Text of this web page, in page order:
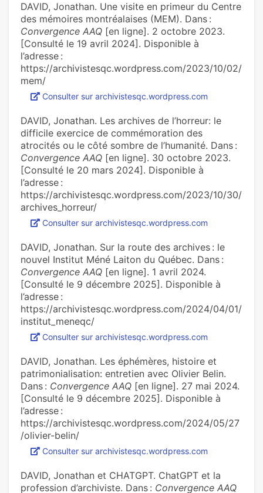
DAVID, Jonathan. Une visite en primeur du Centre
des mémoires montréalaises (MEM). Dans :
Convergence AAQ [en ligne]. 2 octobre 2023.
[Consulté le 19 avril 2024]. Disponible à
l’adresse :
https://archivistesqc.wordpress.com/2023/10/02/
mem/
Consulter sur archivistesqc.wordpress.com
DAVID, Jonathan. Les archives de l’horreur: le
difficile exercice de commémoration des
atrocités ou le côté sombre de l’humanité. Dans :
Convergence AAQ [en ligne]. 30 octobre 2023.
[Consulté le 20 mars 2024]. Disponible à
l’adresse :
https://archivistesqc.wordpress.com/2023/10/30/
archives_horreur/
Consulter sur archivistesqc.wordpress.com
DAVID, Jonathan. Sur la route des archives : le
nouvel Institut Méné Laiton du Québec. Dans :
Convergence AAQ [en ligne]. 1 avril 2024.
[Consulté le 9 décembre 2025]. Disponible à
l’adresse :
https://archivistesqc.wordpress.com/2024/04/01/
institut_meneqc/
Consulter sur archivistesqc.wordpress.com
DAVID, Jonathan. Les éphémères, histoire et
patrimonialisation: entretien avec Olivier Belin.
Dans : Convergence AAQ [en ligne]. 27 mai 2024.
[Consulté le 9 décembre 2025]. Disponible à
l’adresse :
https://archivistesqc.wordpress.com/2024/05/27
/olivier-belin/
Consulter sur archivistesqc.wordpress.com
DAVID, Jonathan et CHATGPT. ChatGPT et la
profession d’archiviste. Dans : Convergence AAQ